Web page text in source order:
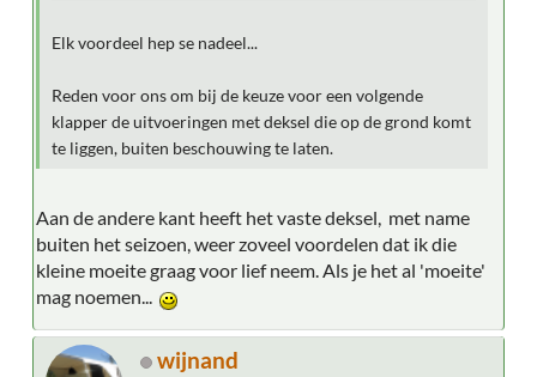
Elk voordeel hep se nadeel...
Reden voor ons om bij de keuze voor een volgende
klapper de uitvoeringen met deksel die op de grond komt
te liggen, buiten beschouwing te laten.
Aan de andere kant heeft het vaste deksel, met name
buiten het seizoen, weer zoveel voordelen dat ik die
kleine moeite graag voor lief neem. Als je het al 'moeite'
mag noemen...
wijnand